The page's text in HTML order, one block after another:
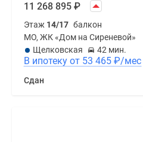
11 268 895 ₽
Этаж 14/17 балкон
МО, ЖК «Дом на Сиреневой»
Щелковская
42 мин.
В ипотеку от 53 465 ₽/мес
Сдан